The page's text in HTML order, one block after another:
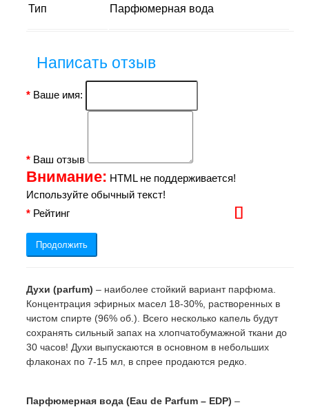
Тип Парфюмерная вода
Написать отзыв
Ваше имя:
Ваш отзыв
Внимание: HTML не поддерживается!
Используйте обычный текст!
Рейтинг
Продолжить
Духи (parfum) – наиболее стойкий вариант парфюма.
Концентрация эфирных масел 18-30%, растворенных в
чистом спирте (96% об.). Всего несколько капель будут
сохранять сильный запах на хлопчатобумажной ткани до
30 часов! Духи выпускаются в основном в небольших
флаконах по 7-15 мл, в спрее продаются редко.
Парфюмерная вода (Eau de Parfum – EDP) –